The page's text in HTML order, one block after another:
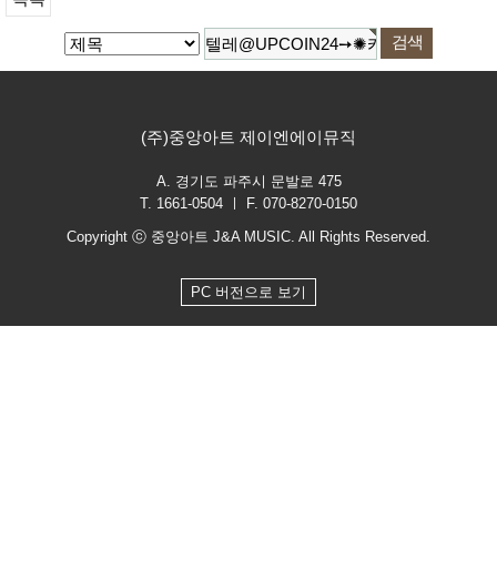
(주)중앙아트 제이엔에이뮤직
A. 경기도 파주시 문발로 475
T. 1661-0504 ㅣ F. 070-8270-0150
Copyright ⓒ 중앙아트 J&A MUSIC. All Rights Reserved.
PC 버전으로 보기